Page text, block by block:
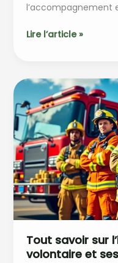
l’accompagnement
Tout
le
carrière
sanitaire
et
social
et
ses
débouchés
Lire l’article »
Tout savoir sur
volontaire et